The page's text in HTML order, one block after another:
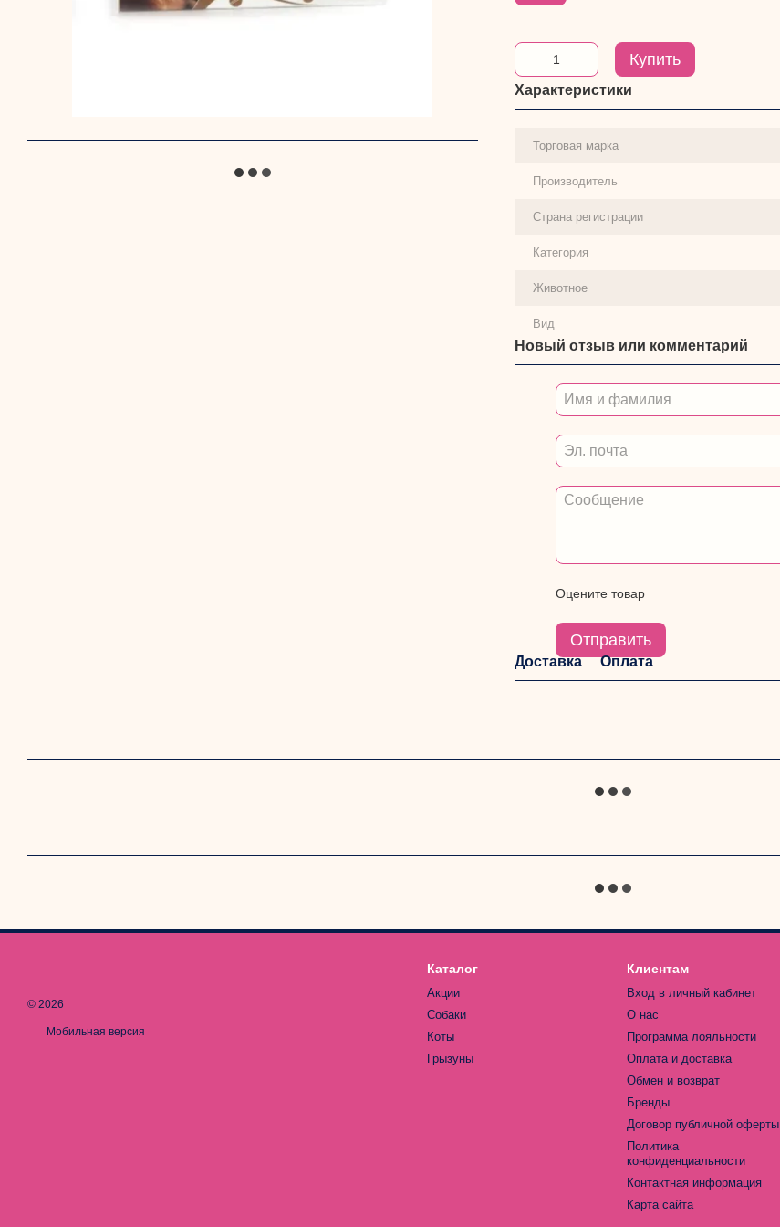
Купить
Характеристики
Торговая марка
Производитель
Страна регистрации
Категория
Животное
Вид
Новый отзыв или комментарий
Оцените товар
Отправить
Доставка Оплата
© 2026
Мобильная версия
Каталог
Акции
Собаки
Коты
Грызуны
Клиентам
Вход в личный кабинет
О нас
Программа лояльности
Оплата и доставка
Обмен и возврат
Бренды
Договор публичной оферты
Политика
конфиденциальности
Контактная информация
Карта сайта